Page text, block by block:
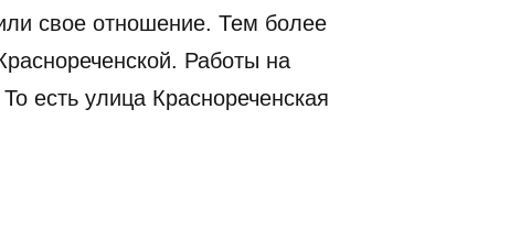
свое отношение. Тем более
Работы на
есть улица Краснореченская